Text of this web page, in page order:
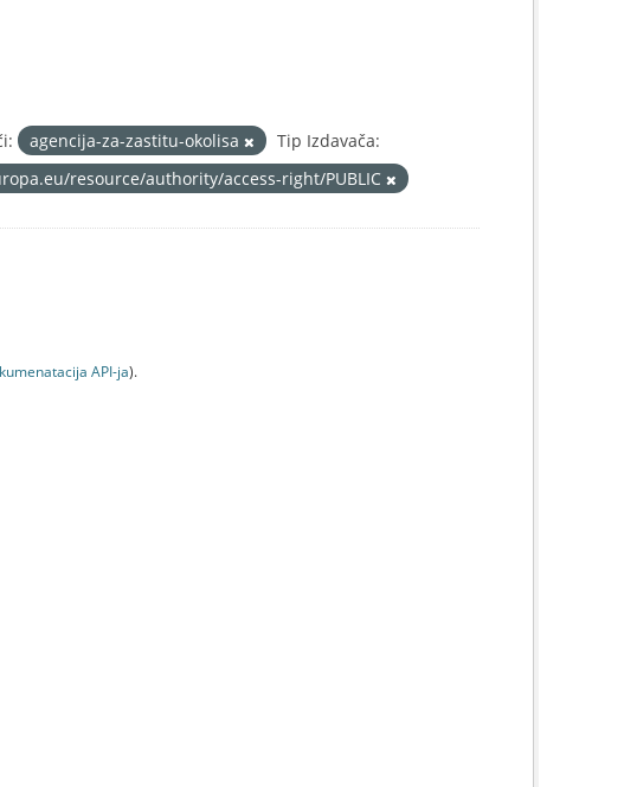
agencija-za-zastitu-okolisa
Tip Izdavača:
resource/authority/access-right/PUBLIC
API-jа).